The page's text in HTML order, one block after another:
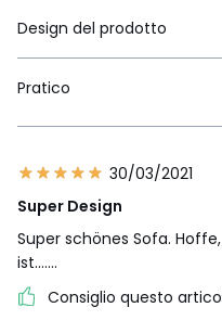
Design del prodotto
Pratico
30/03/2021
Super Design
Super schönes Sofa.
ist.......
Consiglio questo